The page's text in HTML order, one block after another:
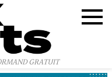
GRATUIT